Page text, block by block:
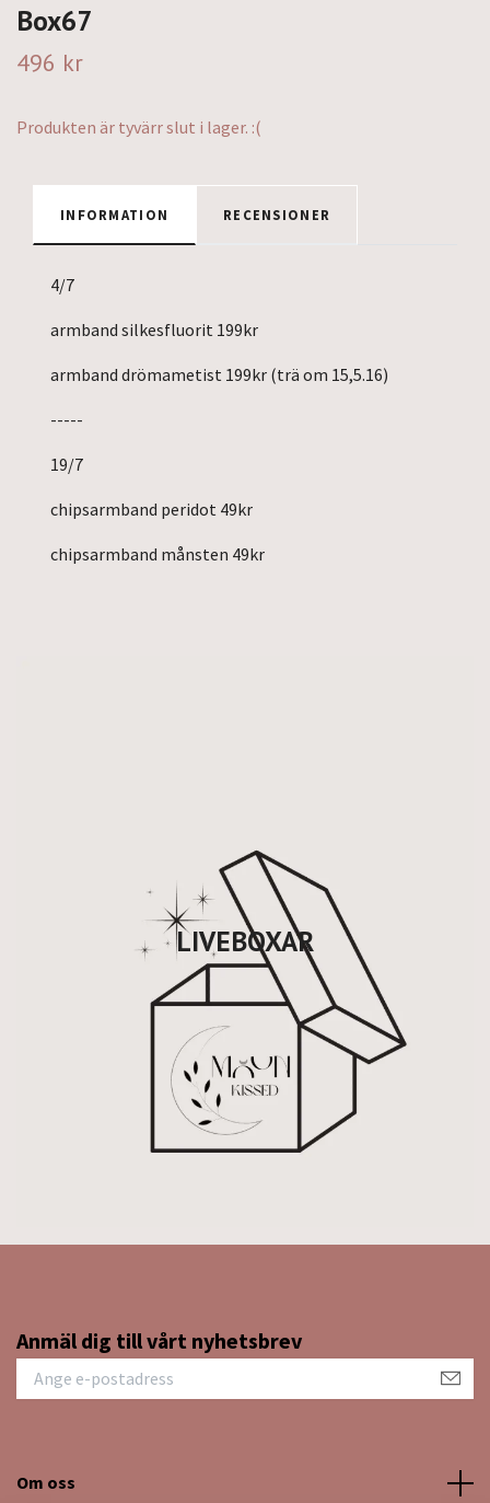
LIVEBOXAR
Box67
496 kr
Produkten är tyvärr slut i lager. :(
INFORMATION RECENSIONER
4/7
armband silkesfluorit 199kr
armband drömametist 199kr (trä om 15,5.16)
-----
19/7
chipsarmband peridot 49kr
chipsarmband månsten 49kr
Anmäl dig till vårt nyhetsbrev
Om oss